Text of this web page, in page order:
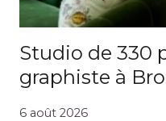
Studio de 330
graphiste à
6 août 2026